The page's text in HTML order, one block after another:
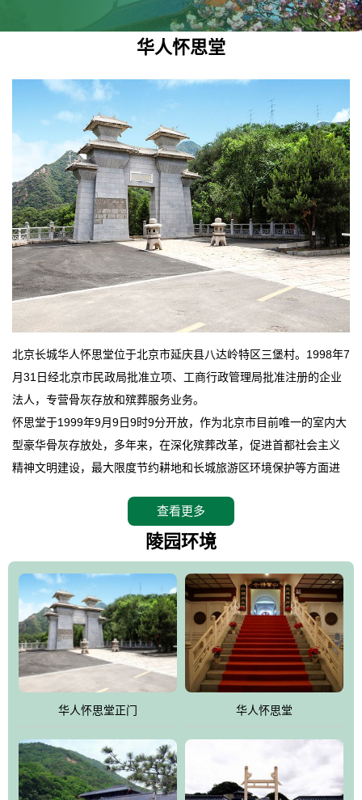
华人怀思堂
北京长城华人怀思堂位于北京市延庆县八达岭特区三堡村。1998年7
月31日经北京市民政局批准立项、工商行政管理局批准注册的企业
法人，专营骨灰存放和殡葬服务业务。
怀思堂于1999年9月9日9时9分开放，作为北京市目前唯一的室内大
型豪华骨灰存放处，多年来，在深化殡葬改革，促进首都社会主义
精神文明建设，最大限度节约耕地和长城旅游区环境保护等方面进
怀思堂辖区面积15万平方米，整体建筑面积5．8万平方米。主体建
筑有：怀思堂豪华墓室、礼祭大厅、随缘阁、百家姓觅宗长廊等。
仲、无字碑、香灯等。典型的仿秦、汉建筑风格。蓝色的琉璃瓦屋
顶，朱砂红的门、窗、柱、墙，汉白玉雕刻的雄狮、华表，花岗岩
铺成的路面和台阶，洒落其间的花卉、松柏与万里长城浑然一体、
气势宏伟、古朴端庄、别具一格。怀思堂大殿入口两侧是用蜡染技
术描绘的抽象派创意绘画，大环境中的长城文化与炎黄始祖，小环
境的绘画中的河流、山川、彩云、明月，意喻着往生者与长城同
伴，与祖宗同眠，他（她）们的思想与品德与山河同在，与日月同
辉。
怀思堂作为豪华室内骨灰存放处，将干支纪年、五行相生相克、天
人合一、太极八卦、生辰八字及生肖等有机结合到历史文化中。一
查看更多
陵园环境
华人怀思堂正门 华人怀思堂